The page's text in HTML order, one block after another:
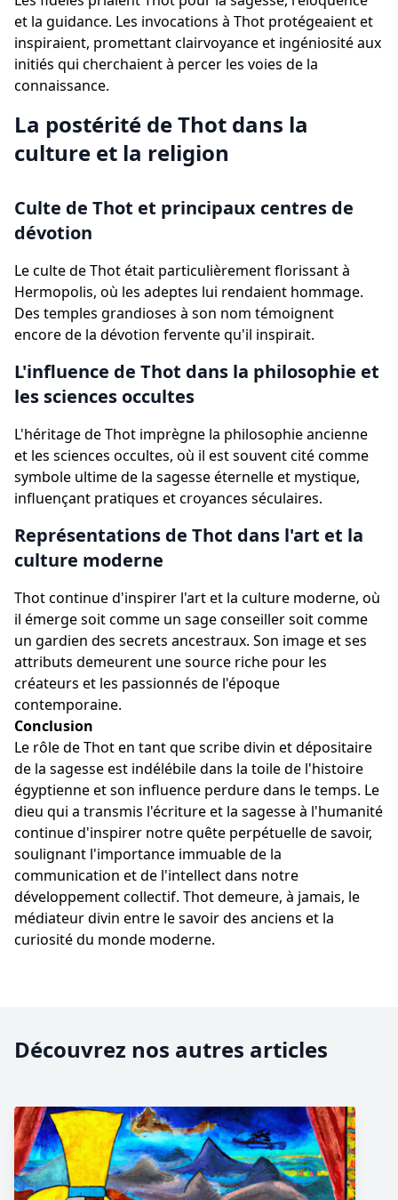
et la guidance. Les invocations à Thot protégeaient et
inspiraient, promettant clairvoyance et ingéniosité aux
initiés qui cherchaient à percer les voies de la
connaissance.
La postérité de Thot dans la
culture et la religion
Culte de Thot et principaux centres de
dévotion
Le culte de Thot était particulièrement florissant à
Hermopolis, où les adeptes lui rendaient hommage.
Des temples grandioses à son nom témoignent
encore de la dévotion fervente qu'il inspirait.
L'influence de Thot dans la philosophie et
les sciences occultes
L'héritage de Thot imprègne la philosophie ancienne
et les sciences occultes, où il est souvent cité comme
symbole ultime de la sagesse éternelle et mystique,
influençant pratiques et croyances séculaires.
Représentations de Thot dans l'art et la
culture moderne
Thot continue d'inspirer l'art et la culture moderne, où
il émerge soit comme un sage conseiller soit comme
un gardien des secrets ancestraux. Son image et ses
attributs demeurent une source riche pour les
créateurs et les passionnés de l'époque
contemporaine.
Conclusion
Le rôle de Thot en tant que scribe divin et dépositaire
de la sagesse est indélébile dans la toile de l'histoire
égyptienne et son influence perdure dans le temps. Le
dieu qui a transmis l'écriture et la sagesse à l'humanité
continue d'inspirer notre quête perpétuelle de savoir,
soulignant l'importance immuable de la
communication et de l'intellect dans notre
développement collectif. Thot demeure, à jamais, le
médiateur divin entre le savoir des anciens et la
curiosité du monde moderne.
Découvrez nos autres articles